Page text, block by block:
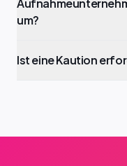
um?
Ist eine Kaution